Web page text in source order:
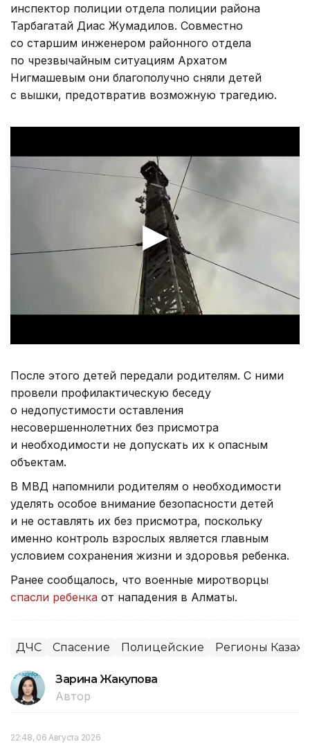
инспектор полиции отдела полиции района
Тарбагатай Диас Жумадилов. Совместно
со старшим инженером районного отдела
по чрезвычайным ситуациям Архатом
Нигмашевым они благополучно сняли детей
с вышки, предотвратив возможную трагедию.
После этого детей передали родителям. С ними
провели профилактическую беседу
о недопустимости оставления
несовершеннолетних без присмотра
и необходимости не допускать их к опасным
объектам.
В МВД напомнили родителям о необходимости
уделять особое внимание безопасности детей
и не оставлять их без присмотра, поскольку
именно контроль взрослых является главным
условием сохранения жизни и здоровья ребенка.
Ранее сообщалось, что военные миротворцы
спасли ребенка от нападения в Алматы.
ДЧС Спасение Полицейские Регионы
Зарина Жакупова
Автор
22:48, 06 Августа 2026